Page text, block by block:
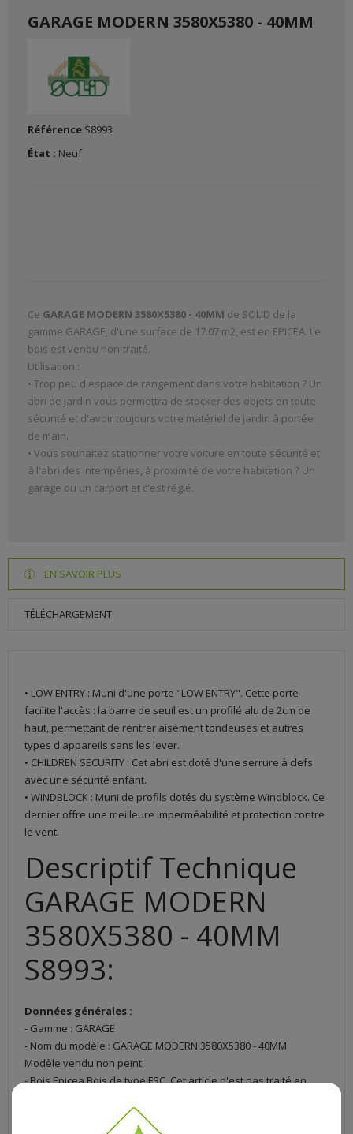
GARAGE MODERN 3580X5380 - 40MM
Référence S8993
État : Neuf
Ce GARAGE MODERN 3580X5380 - 40MM de SOLID de la
gamme GARAGE, d'une surface de 17.07 m2, est en EPICEA. Le
bois est vendu non-traité.
Utilisation :
• Trop peu d'espace de rangement dans votre habitation ? Un
abri de jardin vous permettra de stocker des objets en toute
sécurité et d'avoir toujours votre matériel de jardin à portée
de main.
• Vous souhaitez stationner votre voiture en toute sécurité et
à l'abri des intempéries, à proximité de votre habitation ? Un
garage ou un carport et c'est réglé.
EN SAVOIR PLUS
TÉLÉCHARGEMENT
• LOW ENTRY : Muni d'une porte "LOW ENTRY". Cette porte
facilite l'accès : la barre de seuil est un profilé alu de 2cm de
haut, permettant de rentrer aisément tondeuses et autres
types d'appareils sans les lever.
• CHILDREN SECURITY : Cet abri est doté d'une serrure à clefs
avec une sécurité enfant.
• WINDBLOCK : Muni de profils dotés du système Windblock. Ce
dernier offre une meilleure imperméabilité et protection contre
le vent.
Descriptif Technique
GARAGE MODERN
3580X5380 - 40MM
S8993:
Données générales :
- Gamme : GARAGE
- Nom du modèle : GARAGE MODERN 3580X5380 - 40MM
Modèle vendu non peint
- Bois Epicea Bois de type FSC. Cet article n'est pas traité en
réception.Prévoyez un traitement fongicide (conseillé) afin de